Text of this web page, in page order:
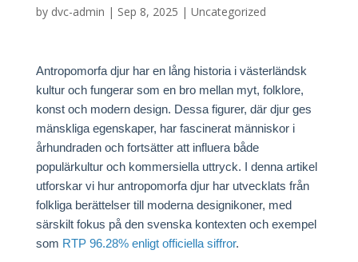
by dvc-admin | Sep 8, 2025 | Uncategorized
Antropomorfa djur har en lång historia i västerländsk
kultur och fungerar som en bro mellan myt, folklore,
konst och modern design. Dessa figurer, där djur ges
mänskliga egenskaper, har fascinerat människor i
århundraden och fortsätter att influera både
populärkultur och kommersiella uttryck. I denna artikel
utforskar vi hur antropomorfa djur har utvecklats från
folkliga berättelser till moderna designikoner, med
särskilt fokus på den svenska kontexten och exempel
som RTP 96.28% enligt officiella siffror.